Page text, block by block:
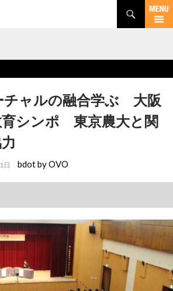
チャルの融合学ぶ 大阪
育シンポ 東京農大と関
日 bdot by OVO